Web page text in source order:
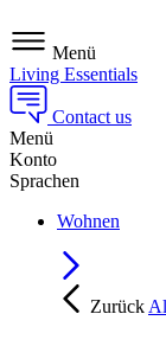
Menü
Living Essentials
Contact us
Menü
Konto
Sprachen
Wohnen
Zurück